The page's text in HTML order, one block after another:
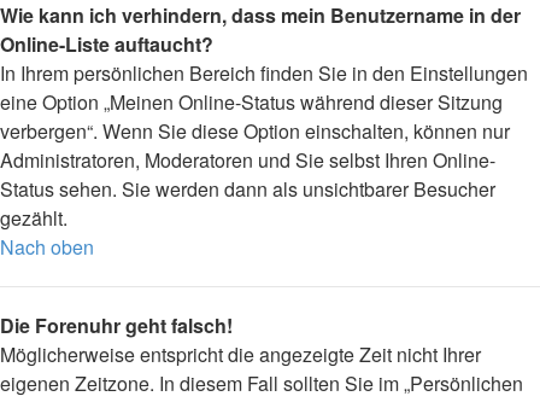
Wie kann ich verhindern, dass mein Benutzername in der
Online-Liste auftaucht?
In Ihrem persönlichen Bereich finden Sie in den Einstellungen
eine Option „Meinen Online-Status während dieser Sitzung
verbergen“. Wenn Sie diese Option einschalten, können nur
Administratoren, Moderatoren und Sie selbst Ihren Online-
Status sehen. Sie werden dann als unsichtbarer Besucher
gezählt.
Nach oben
Die Forenuhr geht falsch!
Möglicherweise entspricht die angezeigte Zeit nicht Ihrer
eigenen Zeitzone. In diesem Fall sollten Sie im „Persönlichen